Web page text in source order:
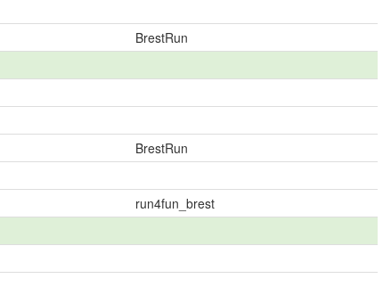
BrestRun
BrestRun
run4fun_brest